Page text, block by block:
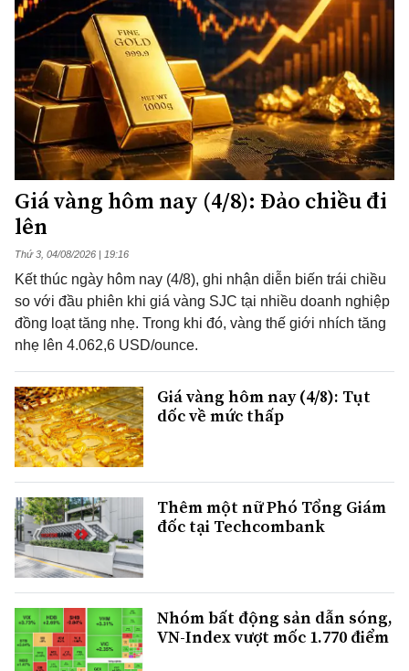
Giá vàng hôm nay (4/8): Đảo chiều đi
lên
Thứ 3, 04/08/2026 | 19:16
Kết thúc ngày hôm nay (4/8), ghi nhận diễn biến trái chiều
so với đầu phiên khi giá vàng SJC tại nhiều doanh nghiệp
đồng loạt tăng nhẹ. Trong khi đó, vàng thế giới nhích tăng
nhẹ lên 4.062,6 USD/ounce.
Giá vàng hôm nay (4/8): Tụt
dốc về mức thấp
Thêm một nữ Phó Tổng Giám
đốc tại Techcombank
Nhóm bất động sản dẫn sóng,
VN-Index vượt mốc 1.770 điểm